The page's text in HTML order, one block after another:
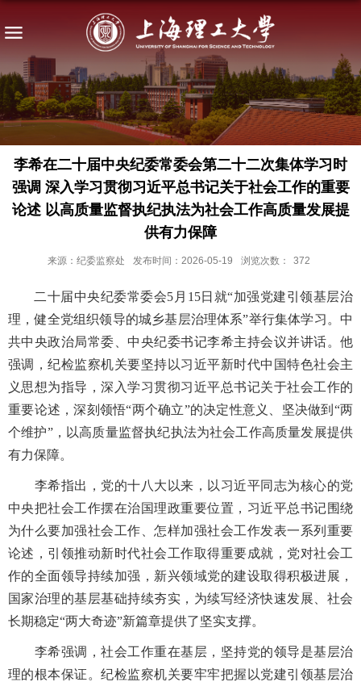
李希在二十届中央纪委常委会第二十二次集体学习时
强调 深入学习贯彻习近平总书记关于社会工作的重要
论述 以高质量监督执纪执法为社会工作高质量发展提
供有力保障
来源：纪委监察处 发布时间：2026-05-19 浏览次数： 372
二十届中央纪委常委会5月15日就“加强党建引领基层治
理，健全党组织领导的城乡基层治理体系”举行集体学习。中
共中央政治局常委、中央纪委书记李希主持会议并讲话。他
强调，纪检监察机关要坚持以习近平新时代中国特色社会主
义思想为指导，深入学习贯彻习近平总书记关于社会工作的
重要论述，深刻领悟“两个确立”的决定性意义、坚决做到“两
个维护”，以高质量监督执纪执法为社会工作高质量发展提供
有力保障。
李希指出，党的十八大以来，以习近平同志为核心的党
中央把社会工作摆在治国理政重要位置，习近平总书记围绕
为什么要加强社会工作、怎样加强社会工作发表一系列重要
论述，引领推动新时代社会工作取得重要成就，党对社会工
作的全面领导持续加强，新兴领域党的建设取得积极进展，
国家治理的基层基础持续夯实，为续写经济快速发展、社会
长期稳定“两大奇迹”新篇章提供了坚实支撑。
李希强调，社会工作重在基层，坚持党的领导是基层治
理的根本保证。纪检监察机关要牢牢把握以党建引领基层治